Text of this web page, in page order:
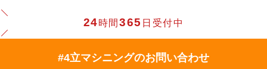
24時間365 日受付中